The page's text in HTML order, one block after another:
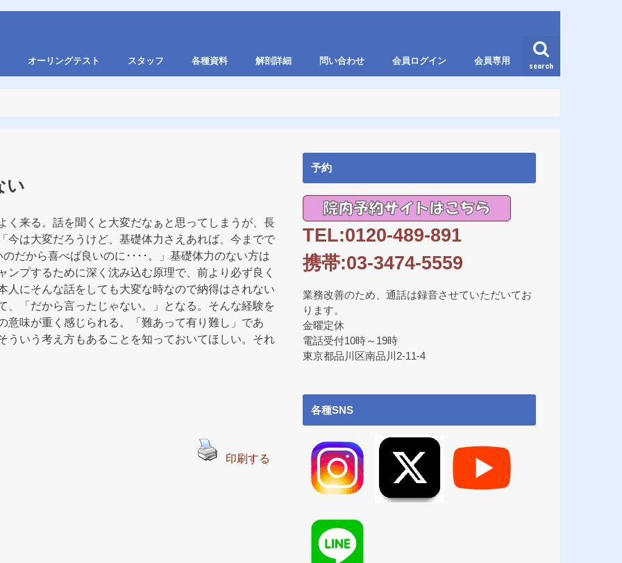
search
オーリングテスト スタッフ 各種資料 解剖詳細 問い合わせ 会員ログイン 会員専用
い
く来る。話を聞くと大変だなぁと思ってしまうが、長
今は大変だろうけど、基礎体力さえあれば、今までで
だから喜べば良いのに････。」基礎体力のない方は
プするために深く沈み込む原理で、前より必ず良く
人にそんな話をしても大変な時なので納得はされない
、「だから言ったじゃない。」となる。そんな経験を
意味が重く感じられる。「難あって有り難し」であ
ういう考え方もあることを知っておいてほしい。それ
印刷する
予約
TEL:0120-489-891
携帯:03-3474-5559
業務改善のため、通話は録音させていただいてお
ります。
金曜定休
電話受付10時～19時
東京都品川区南品川2-11-4
各種SNS